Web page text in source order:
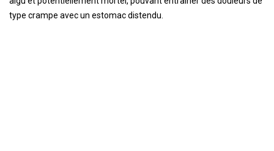
type crampe avec un estomac distendu.